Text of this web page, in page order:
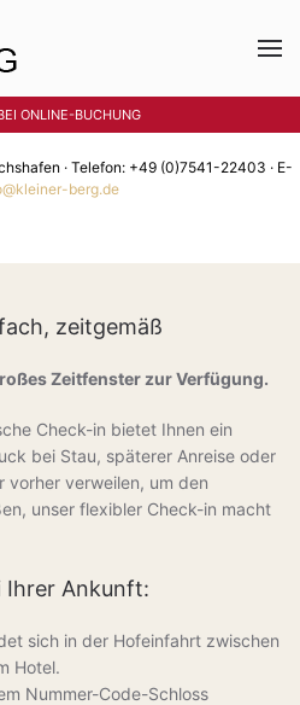
ONLINE-BUCHUNG
· Telefon: +49 (0)7541-22403 · E-
berg.de
zeitgemäß
Zeitfenster zur Verfügung.
Check-in bietet Ihnen ein
bei Stau, späterer Anreise oder
vorher verweilen, um den
unser flexibler Check-in macht
Ihrer Ankunft:
sich in der Hofeinfahrt zwischen
Hotel.
Nummer-Code-Schloss